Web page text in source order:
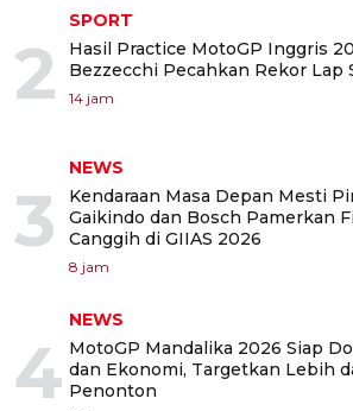
2
SPORT
Hasil Practice MotoGP Inggris
Bezzecchi Pecahkan Rekor Lap
14 jam
3
NEWS
Kendaraan Masa Depan Mesti
Gaikindo dan Bosch Pamerkan
Canggih di GIIAS 2026
8 jam
4
NEWS
MotoGP Mandalika 2026 Siap
dan Ekonomi, Targetkan Lebih
Penonton